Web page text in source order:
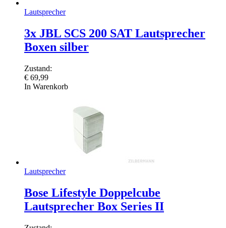
Lautsprecher
3x JBL SCS 200 SAT Lautsprecher
Boxen silber
Zustand:
€ 69,99
In Warenkorb
Lautsprecher
Bose Lifestyle Doppelcube
Lautsprecher Box Series II